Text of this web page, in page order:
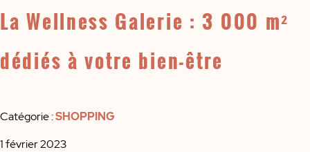
La Wellness Galerie : 3 000 m²
dédiés à votre bien-être
Catégorie :SHOPPING
1 février 2023